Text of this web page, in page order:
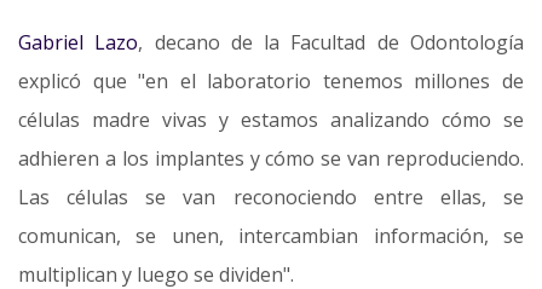
Gabriel Lazo, decano de la Facultad de Odontología
explicó que "en el laboratorio tenemos millones de
células madre vivas y estamos analizando cómo se
adhieren a los implantes y cómo se van reproduciendo.
Las células se van reconociendo entre ellas, se
comunican, se unen, intercambian información, se
multiplican y luego se dividen".